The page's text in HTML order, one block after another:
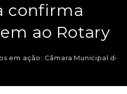
confirma
ao Rotary
em ação: Câmara Municipal de